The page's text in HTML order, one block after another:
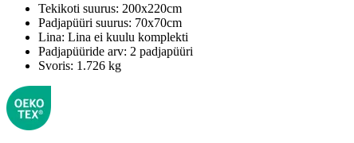
Tekikoti suurus: 200x220cm
Padjapüüri suurus: 70x70cm
Lina: Lina ei kuulu komplekti
Padjapüüride arv: 2 padjapüüri
Svoris: 1.726 kg